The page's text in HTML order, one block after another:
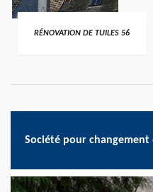
>
RÉNOVATION DE TUILES 56
Société pour changement